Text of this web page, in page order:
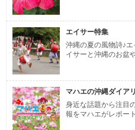
エイサー特集
沖縄の夏の風物詩♪
イサーと沖縄のお盆
マハエの沖縄ダイア
身近な話題から注目
報をマハエがレポー